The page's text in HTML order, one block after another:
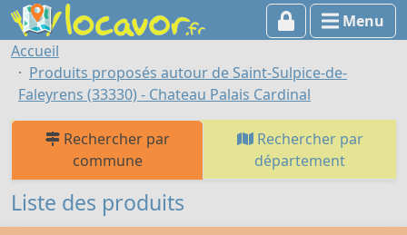
Menu
Accueil
Produits proposés autour de Saint-Sulpice-de-
Faleyrens (33330) - Chateau Palais Cardinal
Rechercher par
commune
Rechercher par
département
Liste des produits